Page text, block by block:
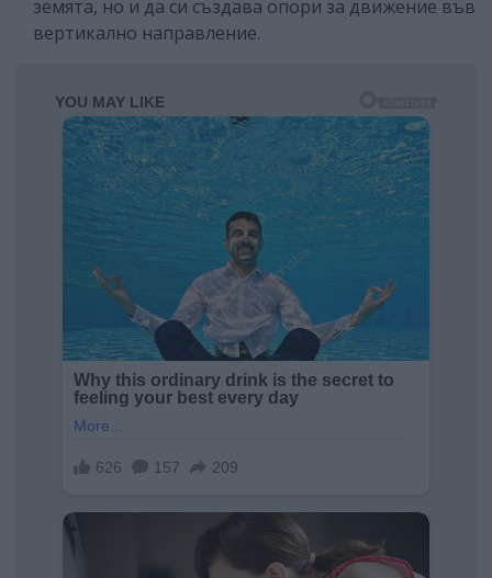
земята, но и да си създава опори за движение във
вертикално направление.